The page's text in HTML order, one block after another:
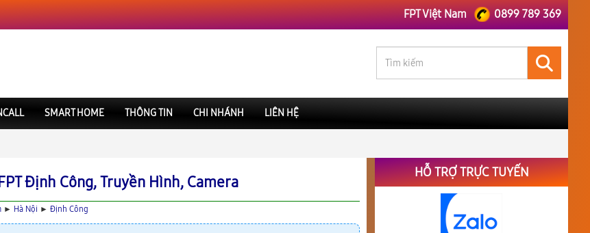
FPT Việt Nam 0899 789 369
SMART HOME THÔNG TIN CHI NHÁNH LIÊN HỆ
Định Công, Truyền Hình, Camera
► Hà Nội ► Định Công
HỖ TRỢ TRỰC TUYẾN